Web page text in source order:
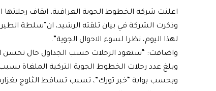
اعلنت شركة الخطوط الجوية العراقية، ايقاف رحلاتها
وذكرت الشركة في بيان تلقته الرشيد، ان”سلطة
لهذا اليوم، نظرا لسوء الاحوال الجوية”.
واضافت: “ستعود الرحلات حسب الجداول حال تحسن
وبلغ عدد رحلات الخطوط الجوية التركية الملغاة
وبحسب بوابة “خبر تورك”، تسبب تساقط الثلوج